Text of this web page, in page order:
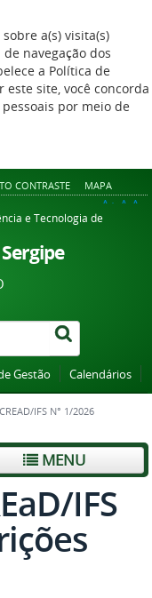
a(s) visita(s)
navegação dos
a Política de
este site, você concorda
por meio de
CONTRASTE MAPA
A+ A A-
e Tecnologia de
Gestão Calendários
IFS N° 1/2026
MENU
IFS